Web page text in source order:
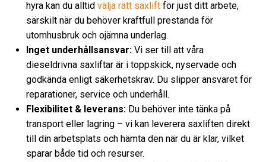
hyra kan du alltid välja rätt saxlift för just ditt arbete,
särskilt när du behöver kraftfull prestanda för
utomhusbruk och ojämna underlag.
Inget underhållsansvar: Vi ser till att våra
dieseldrivna saxliftar är i toppskick, nyservade och
godkända enligt säkerhetskrav. Du slipper ansvaret för
reparationer, service och underhåll.
Flexibilitet & leverans: Du behöver inte tänka på
transport eller lagring – vi kan leverera saxliften direkt
till din arbetsplats och hämta den när du är klar, vilket
sparar både tid och resurser.